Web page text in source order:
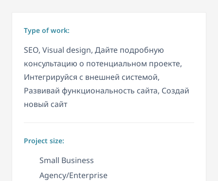
Type of work:
SEO, Visual design, Дайте подробную
консультацию о потенциальном проекте,
Интегрируйся с внешней системой,
Развивай функциональность сайта, Создай
новый сайт
Project size:
Small Business
Agency/Enterprise